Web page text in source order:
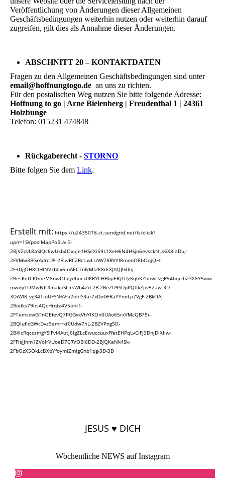
Veröffentlichung von Änderungen dieser Allgemeinen
Geschäftsbedingungen weiterhin nutzen oder weiterhin darauf
zugreifen, gilt dies als Annahme dieser Änderungen.
ABSCHNITT 20 – KONTAKTDATEN
Fragen zu den Allgemeinen Geschäftsbedingungen sind unter
email@hoffnungtogo.de an uns zu richten.
Für den postalischen Weg nutzen Sie bitte folgende Adresse:
Hoffnung to go | Arne Bielenberg | Freudenthal 1 | 24361
Holzbunge
Telefon: 015231 474848
Rückgaberecht - STORNO
Bitte folgen Sie dem Link.
Erstellt mit: https://u2435018.ct.sendgrid.net/ls/click?
upn=1SVposIMapPoBUvI3-
2BjV2zvL8aSlQc6wUkb4OxuJe1HSeXi59L1XeH6N4HSjo6evsckNLs6X8iaDuJ-
2FVMwRBGrAdrcD5-2BlwRC2RctiwLLAW78RVYfRmnnO6bOqjQH-
2F3DgOH8OHlNVxb0x6mAECTnNMf2K8rEXJAQJGUbj-
2BesKetCKGoeM8nwOlfgydhucx0KRYCHBbpERj1UgKqhKZhbwUzgR94hqcihZ3X8Y5ww
mwdy1OMwNfU0nakpSLfrsWb42d-2B-2BeZU9SUpPQ0kZpv52aw-3D-
3DiWlR_vg341iuUFSN6Vsi2ohIS3ar7xDoGFRaYYnnLp7VgF-2BkOAJ-
2Bodks79ns4QcHrqtz4V5ohr1-
2FTemccwGTnOEfevQ7PGGxkVhYIKOn0UAo65rxVMcQB75i-
2BQIuficGWtDvz9amrrkt0Udw7hL-2B2VPngSO-
2B4icRqccsmgYSiFvl4AutJ6lgZLcEwuccuuxFfetEHPqLvCiFJ3DnjDlXIiw-
2FFisJJnm1ZVolrVUoeD7CRVOBi6DD-2BjQKaNk4Sk-
2FbOzX5OkLcDXbYfoymlZmigGhb1pg-3D-3D
JESUS ♥ DICH
Wöchentliche NEWS auf Instagram